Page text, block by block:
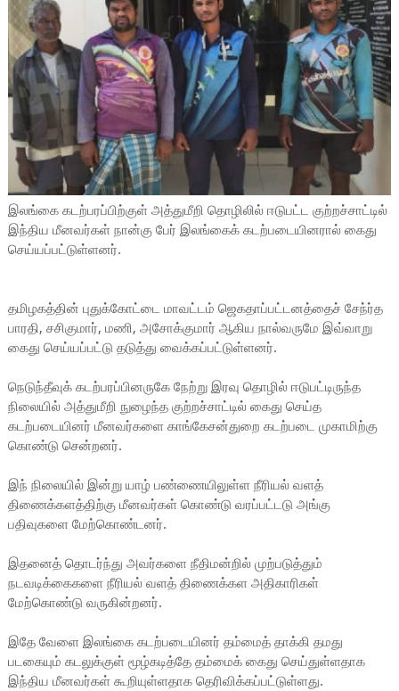
இலங்கை கடற்பரப்பிற்குள் அத்துமீறி தொழிலில் ஈடுபட்ட குற்றச்சாட்டில்
இந்திய மீனவர்கள் நான்கு பேர் இலங்கைக் கடற்படையினரால் கைது
செய்யப்பட்டுள்ளனர்.
தமிழகத்தின் புதுக்கோட்டை மாவட்டம் ஜெகதாப்பட்டனத்தைச் சேந்ர்த
பாரதி, சசிகுமார், மணி, அசோக்குமார் ஆகிய நால்வருமே இவ்வாறு
கைது செய்யப்பட்டு தடுத்து வைக்கப்பட்டுள்ளனர்.
நெடுந்தீவுக் கடற்பரப்பினருகே நேற்று இரவு தொழில் ஈடுபட்டிருந்த
நிலையில் அத்துமீறி நுழைந்த குற்றச்சாட்டில் கைது செய்த
கடற்படையினர் மீனவர்களை காங்கேசன்துறை கடற்படை முகாமிற்கு
கொண்டு சென்றனர்.
இந் நிலையில் இன்று யாழ் பண்ணையிலுள்ள நீரியல் வளத்
திணைக்களத்திற்கு மீனவர்கள் கொண்டு வரப்பட்டடு அங்கு
பதிவுகளை மேற்கொண்டனர்.
இதனைத் தொடர்ந்து அவர்களை நீதிமன்றில் முற்படுத்தும்
நடவடிக்கைகளை நீரியல் வளத் திணைக்கள அதிகாரிகள்
மேற்கொண்டு வருகின்றனர்.
இதே வேளை இலங்கை கடற்படையினர் தம்மைத் தாக்கி தமது
படகையும் கடலுக்குள் மூழ்கடித்தே தம்மைக் கைது செய்துள்ளதாக
இந்திய மீனவர்கள் கூறியுள்ளதாக தெரிவிக்கப்பட்டுள்ளது.